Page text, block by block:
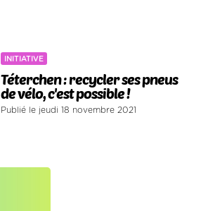
INITIATIVE
Téterchen : recycler ses pneus
de vélo, c'est possible !
Publié le jeudi 18 novembre 2021